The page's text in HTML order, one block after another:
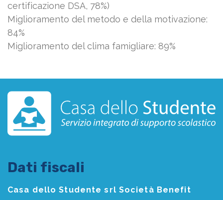
certificazione DSA, 78%)
Miglioramento del metodo e della motivazione:
84%
Miglioramento del clima famigliare: 89%
Dati fiscali
Casa dello Studente srl Società Benefit